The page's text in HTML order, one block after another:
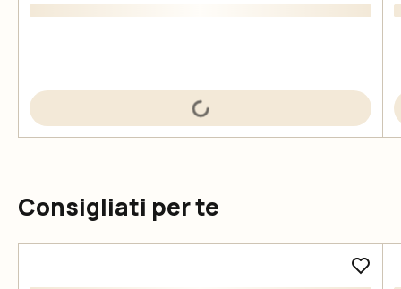
Consigliati per te